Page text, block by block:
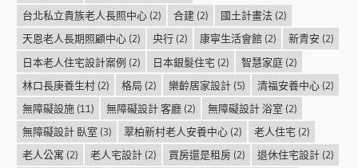
台北私立貴族老人長照中心(2) 合建(2) 國土計畫法(2)
天恩老人長期照顧中心(2) 央行(2) 康寧生活會館(2) 新青安 (2)
日本老人住宅設計案例 (2) 日本銀髮住宅 (2) 智慧家庭(2)
林口長庚養生村(2) 格局 (2) 樂齡居家設計(5) 清福安養中心(2)
無障礙設施(11) 無障礙設計 客廳(2) 無障礙設計 浴室 (2)
無障礙設計 臥室 (3) 翠柏新村老人安養中心(2) 老人住宅 (2)
老人公寓 (2) 老人宅設計(2) 買房還是租房(2) 退休住宅設計(2)